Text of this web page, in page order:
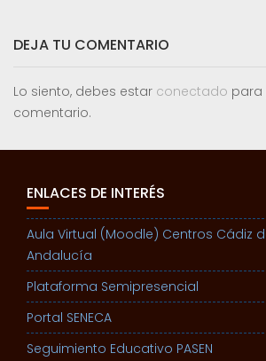
DEJA TU COMENTARIO
Lo siento, debes estar conectado para
comentario.
ENLACES DE INTERÉS
Aula Virtual (Moodle) Centros Cádiz
Andalucía
Plataforma Semipresencial
Portal SENECA
Seguimiento Educativo PASEN